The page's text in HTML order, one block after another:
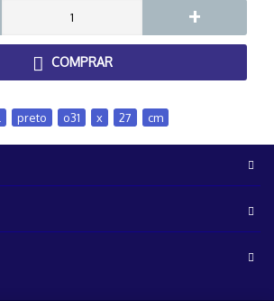
+
COMPRAR
preto o31 x 27 cm